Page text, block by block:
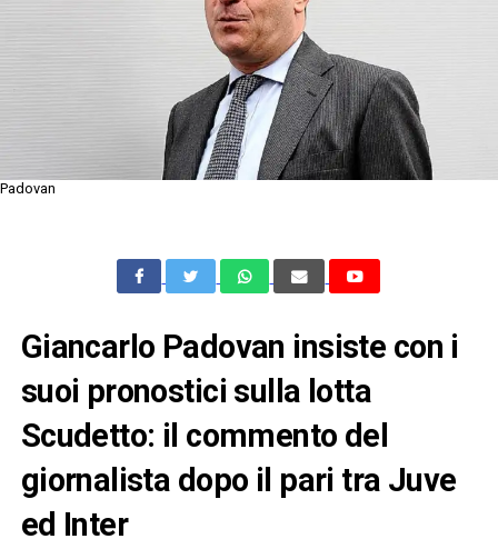
Padovan
Giancarlo Padovan insiste con i
suoi pronostici sulla lotta
Scudetto: il commento del
giornalista dopo il pari tra Juve
ed Inter